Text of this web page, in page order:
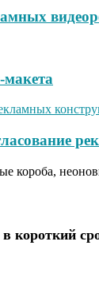
макета
короба,